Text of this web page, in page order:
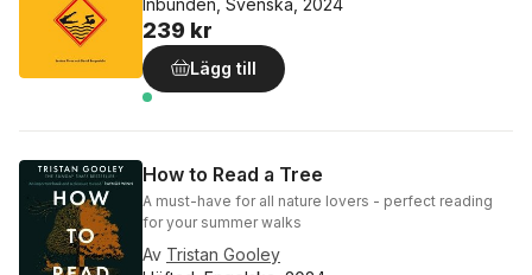
Inbunden, Svenska, 2024
239 kr
Lägg till
How to Read a Tree
A must-have for all nature lovers - perfect reading
for your summer walks
Av Tristan Gooley